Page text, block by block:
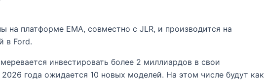
на платформе EMA, совместно с JLR, и производится на
в Ford.
инвестировать более 2 миллиардов в свои
года ожидается 10 новых моделей. На этом числе будут как